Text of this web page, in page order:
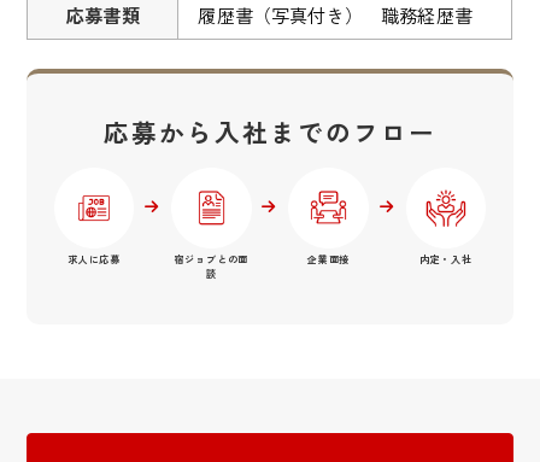
応募書類
履歴書（写真付き） 職務経歴書
応募から入社までのフロー
求人に応募
宿ジョブとの面
談
企業面接 内定・入社